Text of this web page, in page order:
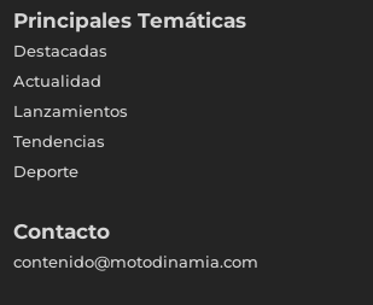
Principales Temáticas
Destacadas
Actualidad
Lanzamientos
Tendencias
Deporte
Contacto
contenido@motodinamia.com